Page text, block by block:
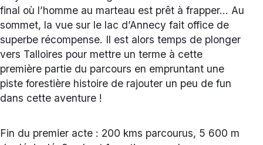
final où l’homme au marteau est prêt à frapper… Au
sommet, la vue sur le lac d’Annecy fait office de
superbe récompense. Il est alors temps de plonger
vers Talloires pour mettre un terme à cette
première partie du parcours en empruntant une
piste forestière histoire de rajouter un peu de fun
dans cette aventure !
Fin du premier acte : 200 kms parcourus, 5 600 m